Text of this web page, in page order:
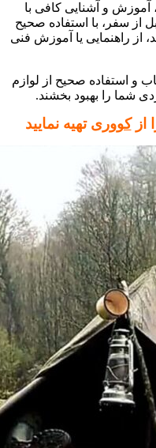
آموزش و آشنایی کافی با
از سفر، با استفاده صحیح
از راهنمایی یا آموزش فنی
و استفاده صحیح از لوازم
شما را بهبود بخشند.
ازکووری تهیه نمایید